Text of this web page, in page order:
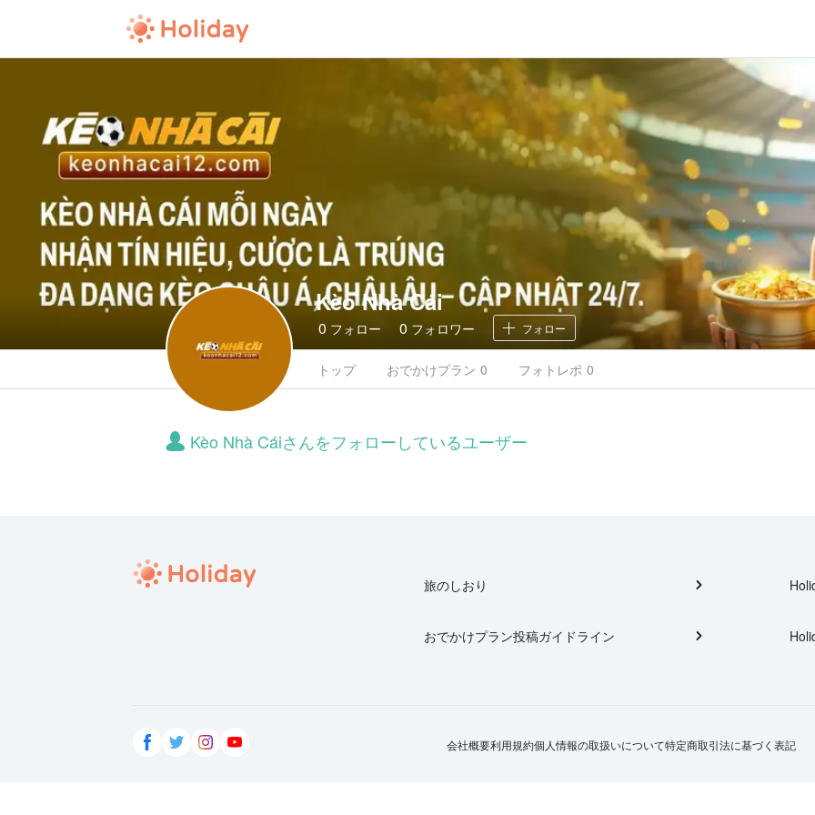
Kèo Nhà Cái
0 フォロー 0 フォロワー フォロー
トップ おでかけプラン 0 フォトレポ 0
Kèo Nhà Cáiさんをフォローしているユーザー
旅のしおり
おでかけプラン投稿ガイドライン
会社概要利用規約個人情報の取扱いについて特定商取引法に基づく表記